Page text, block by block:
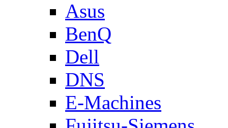
Asus
BenQ
Dell
DNS
E-Machines